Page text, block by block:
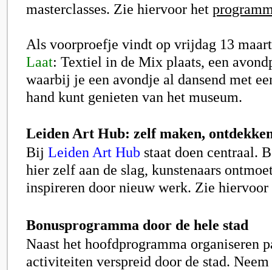
masterclasses. Zie hiervoor het
Als voorproefje vindt op vrijdag 13
Laat: Textiel in de Mix plaats, een
waarbij je een avondje al dansend met
hand kunt genieten van het museum.
Leiden Art Hub: zelf maken,
Bij Leiden Art Hub staat doen centraal.
hier zelf aan de slag, kunstenaars
inspireren door nieuw werk. Zie
Bonusprogramma door de hele stad
Naast het hoofdprogramma organiseren
activiteiten verspreid door de stad.